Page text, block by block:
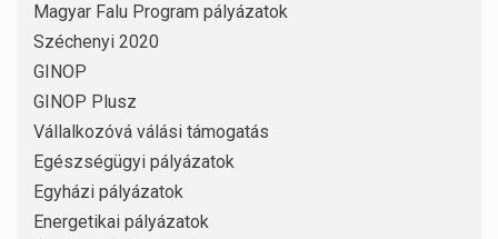
Magyar Falu Program pályázatok
Széchenyi 2020
GINOP
GINOP Plusz
Vállalkozóvá válási támogatás
Egészségügyi pályázatok
Egyházi pályázatok
Energetikai pályázatok